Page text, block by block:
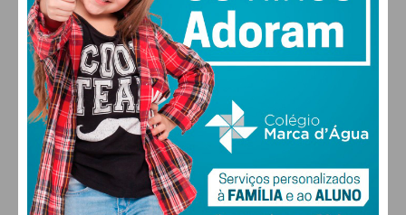
obtenha de forma regular a informação
atualizada.
Eu li e concordo com os
condições